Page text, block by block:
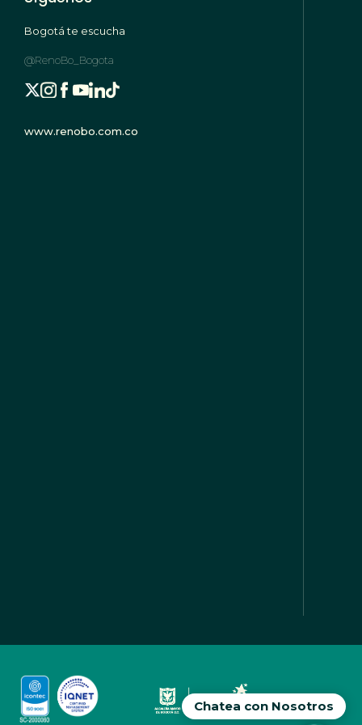
Chatea con Nosotros
Bogotá te escucha
@RenoBo_Bogota
www.renobo.com.co